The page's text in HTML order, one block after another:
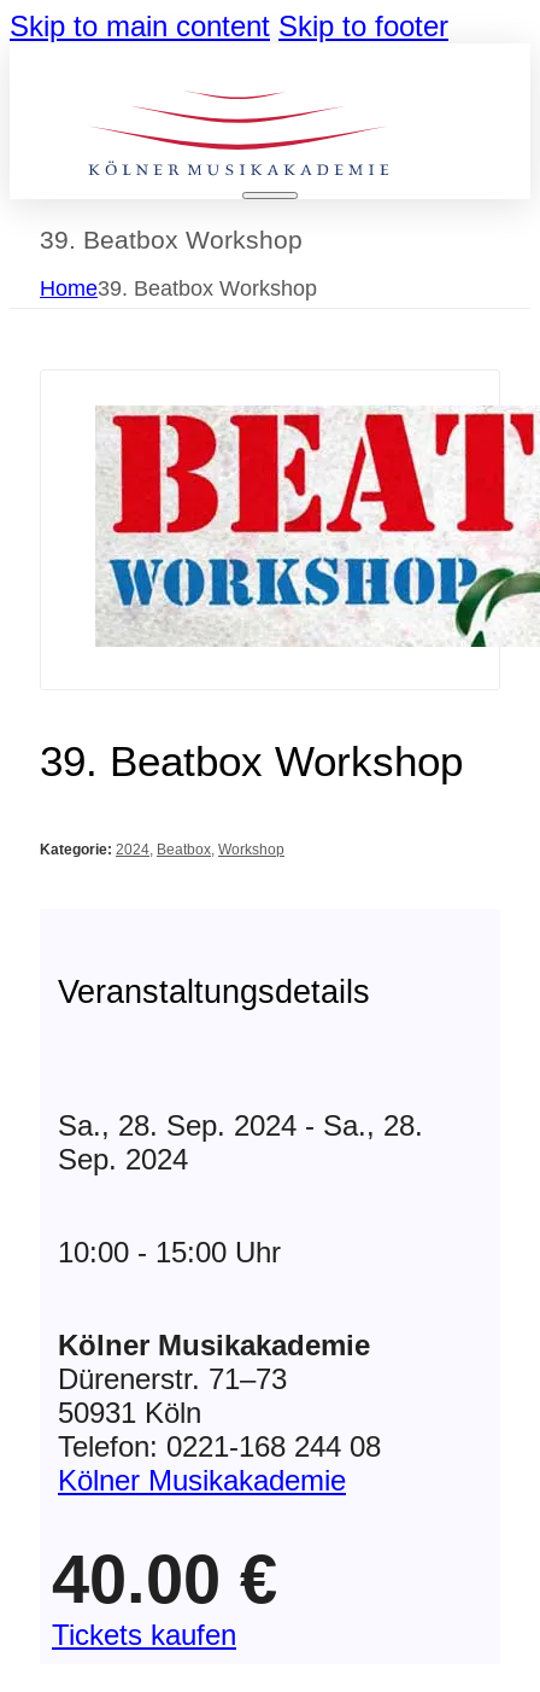
Skip to main content Skip to footer
39. Beatbox Workshop
Home39. Beatbox Workshop
39. Beatbox Workshop
Kategorie: 2024, Beatbox, Workshop
Veranstaltungsdetails
Sa., 28. Sep. 2024 - Sa., 28.
Sep. 2024
10:00 - 15:00 Uhr
Kölner Musikakademie
Dürenerstr. 71–73
50931 Köln
Telefon: 0221-168 244 08
Kölner Musikakademie
40.00 €
Tickets kaufen